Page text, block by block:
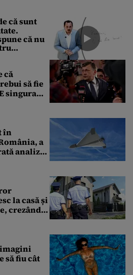
că sunt
că nu
că
să fie
singura
în
a
analiza
la casă și
crezând
să fiu cât